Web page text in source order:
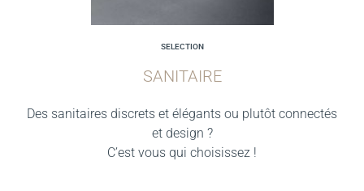
SELECTION
SANITAIRE
Des sanitaires discrets et élégants ou plutôt connectés
et design ?
C’est vous qui choisissez !